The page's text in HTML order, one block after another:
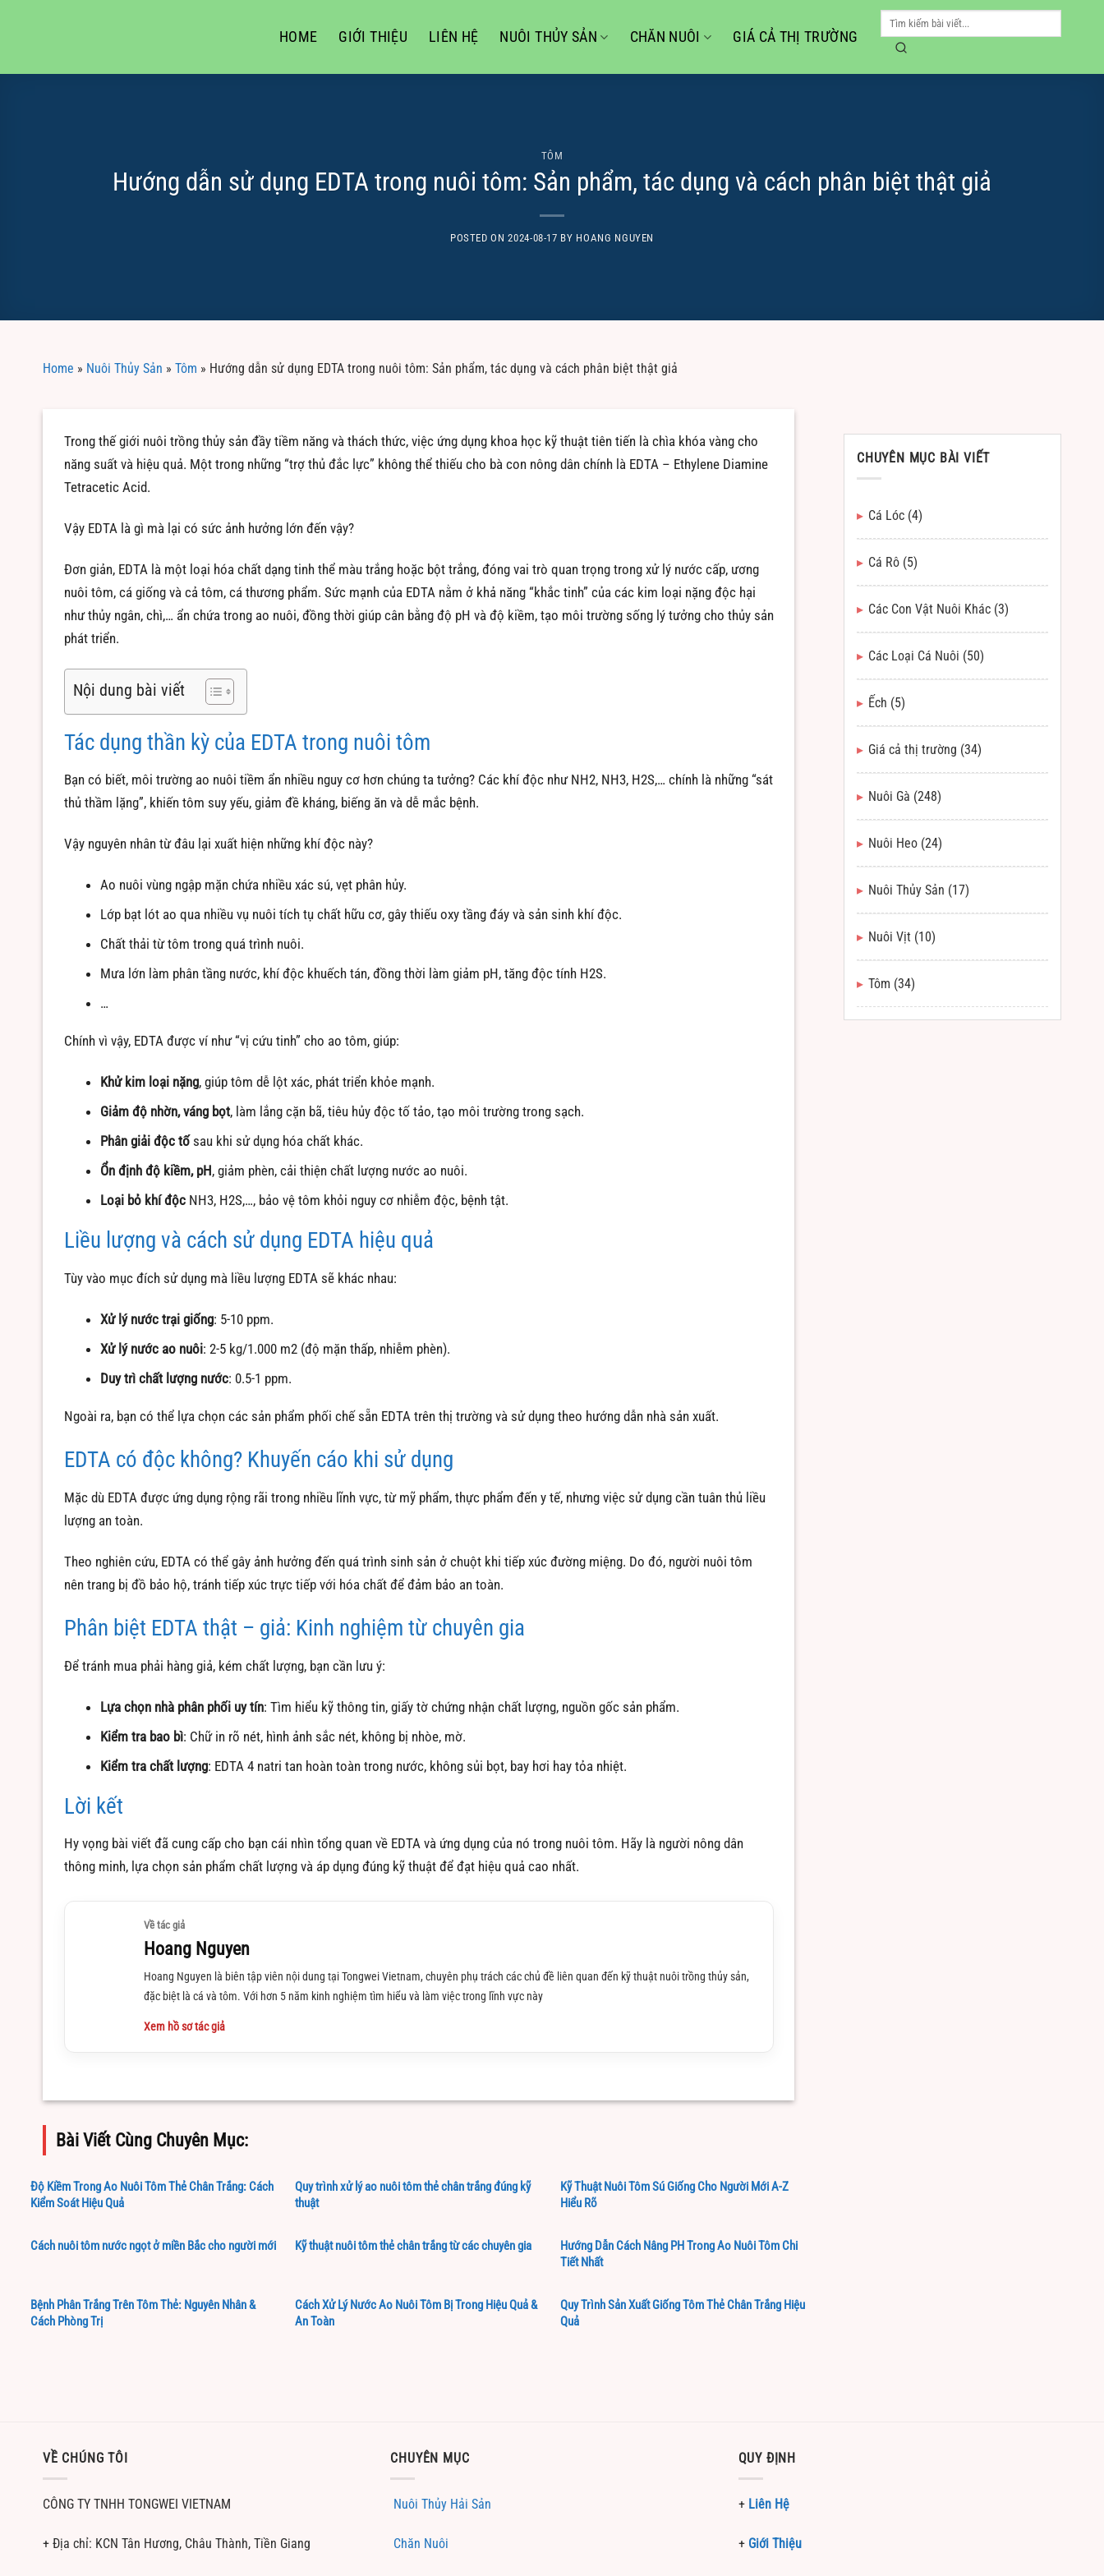
HOME GIỚI THIỆU LIÊN HỆ NUÔI THỦY SẢN CHĂN NUÔI GIÁ CẢ THỊ TRƯỜNG
TÔM
Hướng dẫn sử dụng EDTA trong nuôi tôm: Sản phẩm, tác dụng và cách phân biệt thật giả
POSTED ON2024-08-17 BY HOANG NGUYEN
Home » Nuôi Thủy Sản » Tôm » Hướng dẫn sử dụng EDTA trong nuôi tôm: Sản phẩm, tác dụng và cách phân biệt thật giả
Trong thế giới nuôi trồng thủy sản đầy tiềm năng và thách thức, việc ứng dụng khoa học kỹ thuật tiên tiến là chìa khóa vàng cho
năng suất và hiệu quả. Một trong những “trợ thủ đắc lực” không thể thiếu cho bà con nông dân chính là EDTA – Ethylene Diamine
Tetracetic Acid.
Vậy EDTA là gì mà lại có sức ảnh hưởng lớn đến vậy?
Đơn giản, EDTA là một loại hóa chất dạng tinh thể màu trắng hoặc bột trắng, đóng vai trò quan trọng trong xử lý nước cấp, ương
nuôi tôm, cá giống và cả tôm, cá thương phẩm. Sức mạnh của EDTA nằm ở khả năng “khắc tinh” của các kim loại nặng độc hại
như thủy ngân, chì,… ẩn chứa trong ao nuôi, đồng thời giúp cân bằng độ pH và độ kiềm, tạo môi trường sống lý tưởng cho thủy sản
phát triển.
Nội dung bài viết
Tác dụng thần kỳ của EDTA trong nuôi tôm
Bạn có biết, môi trường ao nuôi tiềm ẩn nhiều nguy cơ hơn chúng ta tưởng? Các khí độc như NH2, NH3, H2S,… chính là những “sát
thủ thầm lặng”, khiến tôm suy yếu, giảm đề kháng, biếng ăn và dễ mắc bệnh.
Vậy nguyên nhân từ đâu lại xuất hiện những khí độc này?
Ao nuôi vùng ngập mặn chứa nhiều xác sú, vẹt phân hủy.
Lớp bạt lót ao qua nhiều vụ nuôi tích tụ chất hữu cơ, gây thiếu oxy tầng đáy và sản sinh khí độc.
Chất thải từ tôm trong quá trình nuôi.
Mưa lớn làm phân tầng nước, khí độc khuếch tán, đồng thời làm giảm pH, tăng độc tính H2S.
…
Chính vì vậy, EDTA được ví như “vị cứu tinh” cho ao tôm, giúp:
Khử kim loại nặng, giúp tôm dễ lột xác, phát triển khỏe mạnh.
Giảm độ nhờn, váng bọt, làm lắng cặn bã, tiêu hủy độc tố tảo, tạo môi trường trong sạch.
Phân giải độc tốsau khi sử dụng hóa chất khác.
Ổn định độ kiềm, pH, giảm phèn, cải thiện chất lượng nước ao nuôi.
Loại bỏ khí độcNH3, H2S,…, bảo vệ tôm khỏi nguy cơ nhiễm độc, bệnh tật.
Liều lượng và cách sử dụng EDTA hiệu quả
Tùy vào mục đích sử dụng mà liều lượng EDTA sẽ khác nhau:
Xử lý nước trại giống: 5-10 ppm.
Xử lý nước ao nuôi: 2-5 kg/1.000 m2 (độ mặn thấp, nhiễm phèn).
Duy trì chất lượng nước: 0.5-1 ppm.
Ngoài ra, bạn có thể lựa chọn các sản phẩm phối chế sẵn EDTA trên thị trường và sử dụng theo hướng dẫn nhà sản xuất.
EDTA có độc không? Khuyến cáo khi sử dụng
Mặc dù EDTA được ứng dụng rộng rãi trong nhiều lĩnh vực, từ mỹ phẩm, thực phẩm đến y tế, nhưng việc sử dụng cần tuân thủ liều
lượng an toàn.
Theo nghiên cứu, EDTA có thể gây ảnh hưởng đến quá trình sinh sản ở chuột khi tiếp xúc đường miệng. Do đó, người nuôi tôm
nên trang bị đồ bảo hộ, tránh tiếp xúc trực tiếp với hóa chất để đảm bảo an toàn.
Phân biệt EDTA thật – giả: Kinh nghiệm từ chuyên gia
Để tránh mua phải hàng giả, kém chất lượng, bạn cần lưu ý:
Lựa chọn nhà phân phối uy tín: Tìm hiểu kỹ thông tin, giấy tờ chứng nhận chất lượng, nguồn gốc sản phẩm.
Kiểm tra bao bì: Chữ in rõ nét, hình ảnh sắc nét, không bị nhòe, mờ.
Kiểm tra chất lượng: EDTA 4 natri tan hoàn toàn trong nước, không sủi bọt, bay hơi hay tỏa nhiệt.
Lời kết
Hy vọng bài viết đã cung cấp cho bạn cái nhìn tổng quan về EDTA và ứng dụng của nó trong nuôi tôm. Hãy là người nông dân
thông minh, lựa chọn sản phẩm chất lượng và áp dụng đúng kỹ thuật để đạt hiệu quả cao nhất.
Về tác giả
Hoang Nguyen
Hoang Nguyen là biên tập viên nội dung tại Tongwei Vietnam, chuyên phụ trách các chủ đề liên quan đến kỹ thuật nuôi trồng thủy sản,
đặc biệt là cá và tôm. Với hơn 5 năm kinh nghiệm tìm hiểu và làm việc trong lĩnh vực này
Xem hồ sơ tác giả
Bài Viết Cùng Chuyên Mục:
Độ Kiềm Trong Ao Nuôi Tôm Thẻ Chân Trắng: Cách
Kiểm Soát Hiệu Quả
Quy trình xử lý ao nuôi tôm thẻ chân trắng đúng kỹ
thuật
Kỹ Thuật Nuôi Tôm Sú Giống Cho Người Mới A-Z
Hiểu Rõ
Cách nuôi tôm nước ngọt ở miền Bắc cho người mới Kỹ thuật nuôi tôm thẻ chân trắng từ các chuyên gia
Hướng Dẫn Cách Nâng PH Trong Ao Nuôi Tôm Chi
Tiết Nhất
Bệnh Phân Trắng Trên Tôm Thẻ: Nguyên Nhân &
Cách Phòng Trị
Cách Xử Lý Nước Ao Nuôi Tôm Bị Trong Hiệu Quả &
An Toàn
Quy Trình Sản Xuất Giống Tôm Thẻ Chân Trắng Hiệu
Quả
CHUYÊN MỤC BÀI VIẾT
Cá Lóc (4)
Cá Rô (5)
Các Con Vật Nuôi Khác (3)
Các Loại Cá Nuôi (50)
Ếch (5)
Giá cả thị trường (34)
Nuôi Gà (248)
Nuôi Heo (24)
Nuôi Thủy Sản (17)
Nuôi Vịt (10)
Tôm (34)
VỀ CHÚNG TÔI
CÔNG TY TNHH TONGWEI VIETNAM
+ Địa chỉ: KCN Tân Hương, Châu Thành, Tiền Giang
CHUYÊN MỤC
Nuôi Thủy Hải Sản
Chăn Nuôi
QUY ĐỊNH
+ Liên Hệ
+ Giới Thiệu